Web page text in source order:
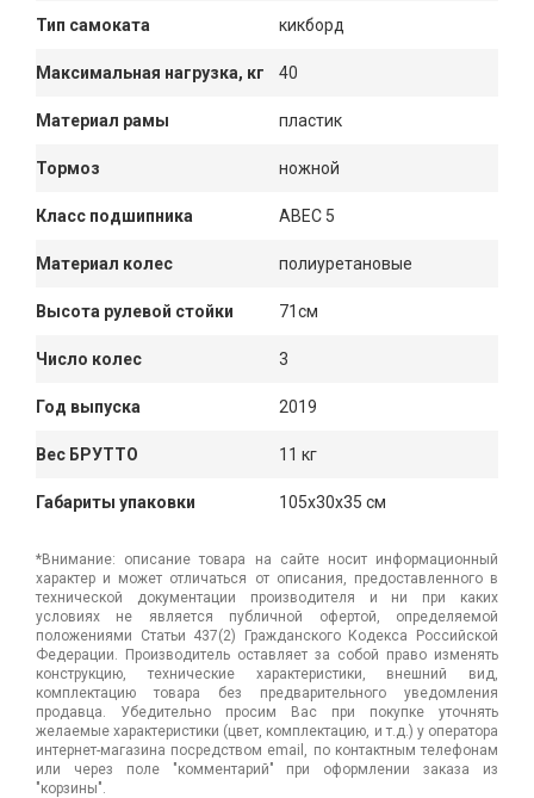
Тип самоката кикборд
Максимальная нагрузка, кг 40
Материал рамы пластик
Тормоз ножной
Класс подшипника ABEC 5
Материал колес полиуретановые
Высота рулевой стойки 71см
Число колес 3
Год выпуска 2019
Вес БРУТТО 11 кг
Габариты упаковки 105x30x35 см
*Внимание: описание товара на сайте носит информационный
характер и может отличаться от описания, предоставленного в
технической документации производителя и ни при каких
условиях не является публичной офертой, определяемой
положениями Статьи 437(2) Гражданского Кодекса Российской
Федерации. Производитель оставляет за собой право изменять
конструкцию, технические характеристики, внешний вид,
комплектацию товара без предварительного уведомления
продавца. Убедительно просим Вас при покупке уточнять
желаемые характеристики (цвет, комплектацию, и т.д.) у оператора
интернет-магазина посредством email, по контактным телефонам
или через поле "комментарий" при оформлении заказа из
"корзины".